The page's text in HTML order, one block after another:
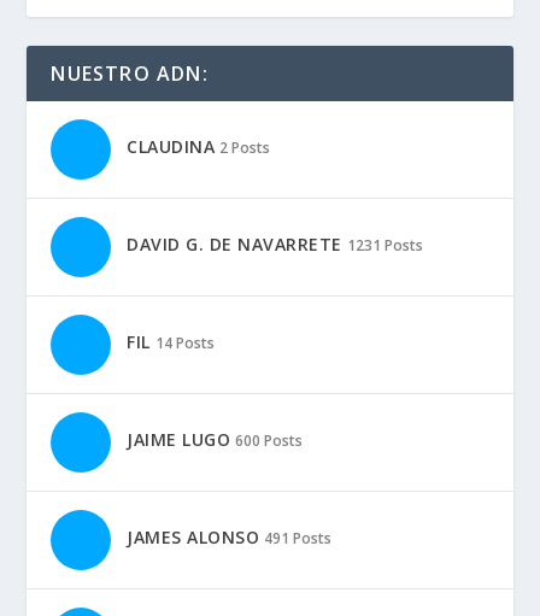
NUESTRO ADN:
CLAUDINA 2 Posts
DAVID G. DE NAVARRETE 1231 Posts
FIL 14 Posts
JAIME LUGO 600 Posts
JAMES ALONSO 491 Posts